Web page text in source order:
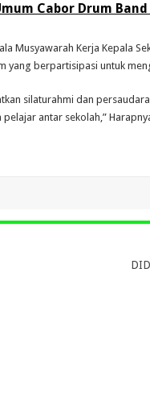
Cabor Drum
Musyawarah Kerja Kepala
yang berpartisipasi untuk
silaturahmi dan
antar sekolah,”